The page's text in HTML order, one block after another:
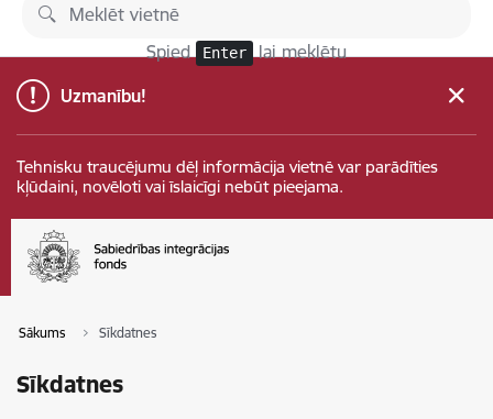
Pāriet uz lapas saturu
Spied Enter lai meklētu
Uzmanību!
Tehnisku traucējumu dēļ informācija vietnē var parādīties
kļūdaini, novēloti vai īslaicīgi nebūt pieejama.
Sākums Sīkdatnes
Sīkdatnes